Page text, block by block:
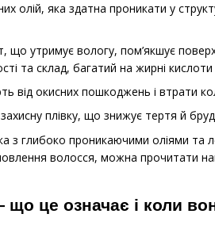
олій, яка здатна проникати у
утримує вологу, пом’якшує
та склад, багатий на жирні кислоти
від окисних пошкоджень і втрати
плівку, що знижує тертя й
з глибоко проникаючими оліями
волосся, можна прочитати
це означає і коли